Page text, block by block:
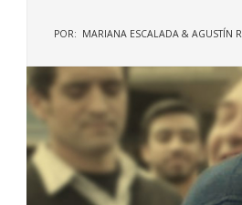
POR: MARIANA ESCALADA & AGUSTÍN